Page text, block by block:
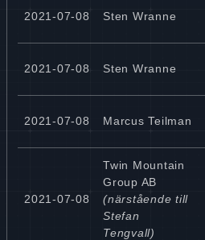
2021-07-08 Sten Wranne
2021-07-08 Sten Wranne
2021-07-08 Marcus Teilman
2021-07-08
Twin Mountain
Group AB
(närstående till
Stefan
Tengvall)